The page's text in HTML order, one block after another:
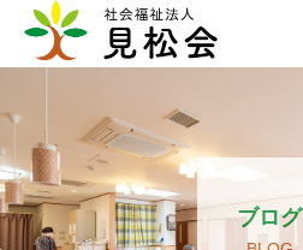
ブログ
施設案内
サービス内容